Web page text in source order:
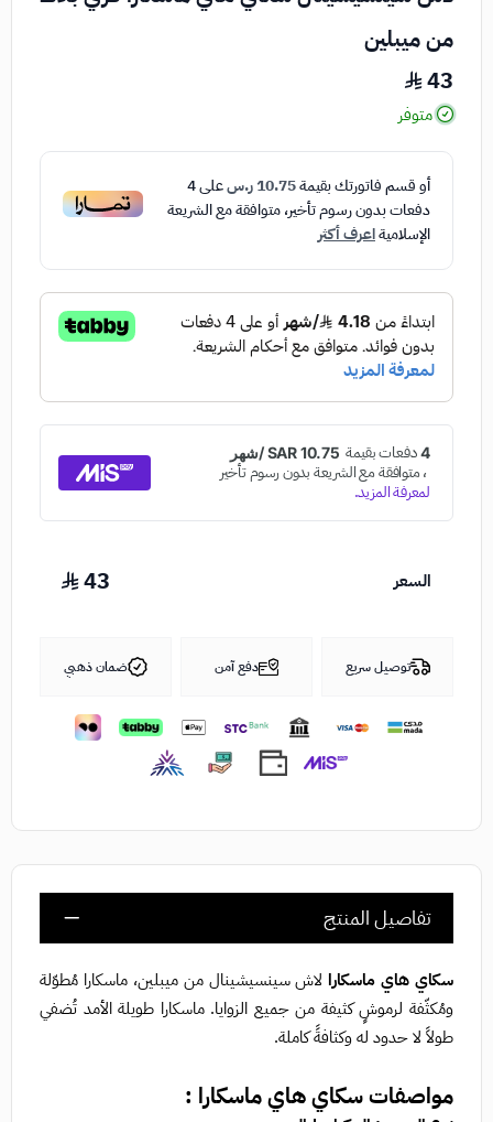
من ميبلين
43
متوفر
أو قسم فاتورتك بقيمة10.75 ر.س على4
دفعات بدون رسوم تأخير، متوافقة مع الشريعة
الإسلاميةاعرف أكثر
السعر 43
توصيل سريع دفع آمن ضمان ذهبي
تفاصيل المنتج
سكاي هاي ماسكارا لاش سينسيشينال من ميبلين، ماسكارا مُطوّلة
ومُكثّفة لرموشٍ كثيفة من جميع الزوايا. ماسكارا طويلة الأمد تُضفي
طولاً لا حدود له وكثافةً كاملة.
مواصفات سكاي هاي ماسكارا :